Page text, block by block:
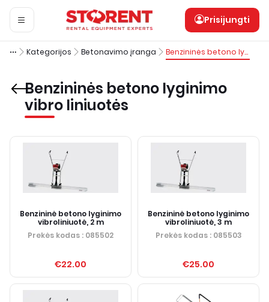
Prisijungti
Kategorijos Betonavimo įranga Benzininės betono lyginimo vibro liniuotės
Benzininės betono lyginimo
vibro liniuotės
Benzininė betono lyginimo
vibroliniuotė, 2 m
Prekės kodas : 085502
€22.00
Benzininė betono lyginimo
vibroliniuotė, 3 m
Prekės kodas: 085503
€25.00